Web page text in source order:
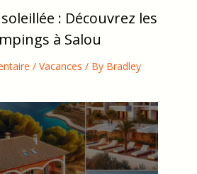
: Découvrez les
à Salou
/ Vacances / By Bradley